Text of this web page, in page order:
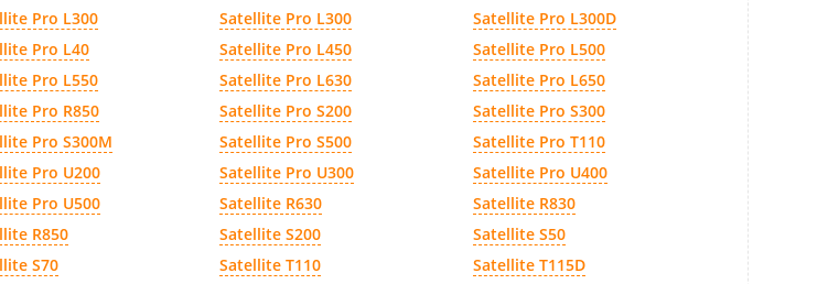
Pro L300 Satellite Pro L300
Satellite Pro L300D
Pro L40 Satellite Pro L450
Satellite Pro L500
Pro L550 Satellite Pro L630
Satellite Pro L650
Pro R850 Satellite Pro S200
Satellite Pro S300
Pro S300M Satellite Pro S500
Satellite Pro T110
Pro U200 Satellite Pro U300
Satellite Pro U400
Pro U500 Satellite R630
Satellite R830
R850 Satellite S200
Satellite S50
S70 Satellite T110
Satellite T115D